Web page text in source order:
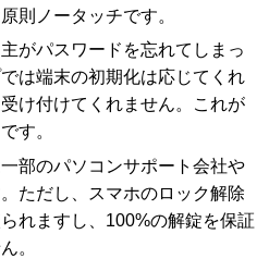
則ノータッチです。
がパスワードを忘れてしまっ
は端末の初期化は応じてくれ
け付けてくれません。これが
す。
部のパソコンサポート会社や
ただし、スマホのロック解除
れますし、100%の解錠を保証
。